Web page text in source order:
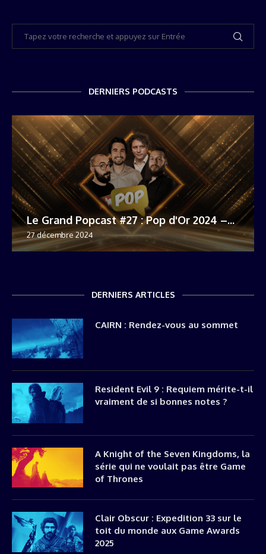
DERNIERS PODCASTS
Le Grand Popcast #27 : Pop d'Or 2024 –...
27 décembre 2024
DERNIERS ARTICLES
CAIRN : Rendez-vous au sommet
Resident Evil 9 : Requiem mérite-t-il
vraiment de si bonnes notes ?
A Knight of the Seven Kingdoms, la
série qui ne voulait pas être Game
of Thrones
Clair Obscur : Expedition 33 sur le
toit du monde aux Game Awards
2025